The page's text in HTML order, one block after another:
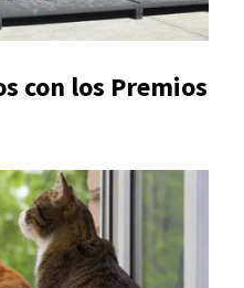
con los Premios